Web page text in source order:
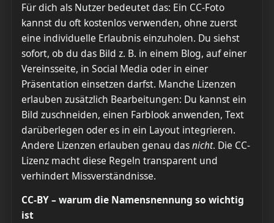
Für dich als Nutzer bedeutet das: Ein CC-Foto
kannst du oft kostenlos verwenden, ohne zuerst
eine individuelle Erlaubnis einzuholen. Du siehst
sofort, ob du das Bild z. B. in einem Blog, auf einer
Vereinsseite, in Social Media oder in einer
Präsentation einsetzen darfst. Manche Lizenzen
erlauben zusätzlich Bearbeitungen: Du kannst ein
Bild zuschneiden, einen Farblook anwenden, Text
darüberlegen oder es in ein Layout integrieren.
Andere Lizenzen erlauben genau dasnicht. Die CC-
Lizenz macht diese Regeln transparent und
verhindert Missverständnisse.
CC-BY – warum die Namensnennung so wichtig
ist